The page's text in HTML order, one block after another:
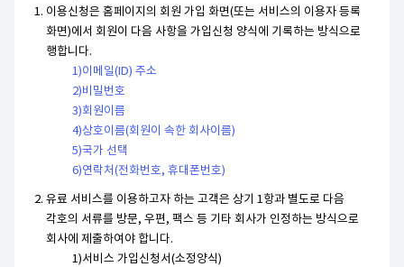
이용신청은 홈페이지의 회원 가입 화면(또는 서비스의 이용자 등록
화면)에서 회원이 다음 사항을 가입신청 양식에 기록하는 방식으로
행합니다.
이메일(ID) 주소
비밀번호
회원이름
상호이름(회원이 속한 회사이름)
국가 선택
연락처(전화번호, 휴대폰번호)
유료 서비스를 이용하고자 하는 고객은 상기 1항과 별도로 다음
각호의 서류를 방문, 우편, 팩스 등 기타 회사가 인정하는 방식으로
회사에 제출하여야 합니다.
서비스 가입신청서(소정양식)